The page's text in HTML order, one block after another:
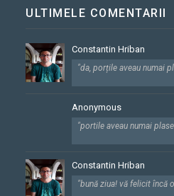
ULTIMELE COMENTARII
Constantin Hriban
"da, porțile aveau numai
Anonymous
"portile aveau numai
Constantin Hriban
"bună ziua! vă felicit încă